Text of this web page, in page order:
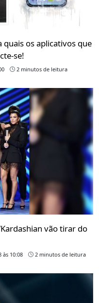
os aplicativos que
se!
2 minutos de leitura
vão tirar do
às 10:08 2 minutos de leitura